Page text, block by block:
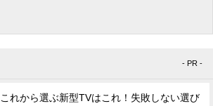
- PR -
これから選ぶ新型TVはこれ！失敗しない選び